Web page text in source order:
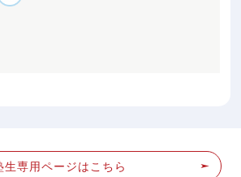
生専用ページはこちら